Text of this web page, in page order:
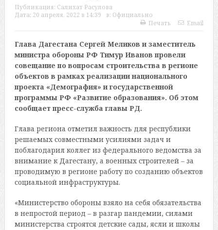
Публикация: Салихат Расулова
Дата: 20 апреля, 2022 в 14:39 в: Официально
Печать
Email
Глава Дагестана Сергей Меликов и заместитель
министра обороны РФ Тимур Иванов провели
совещание по вопросам строительства в регионе
объектов в рамках реализации национального
проекта «Демография» и государственной
программы РФ «Развитие образования». Об этом
сообщает пресс-служба главы РД.
Глава региона отметил важность для республики
решаемых совместными усилиями задач и
поблагодарил коллег из федерального ведомства за
внимание к Дагестану, а военных строителей – за
проводимую в регионе работу по созданию объектов
социальной инфраструктуры.
«Министерство обороны взяло на себя обязательства
в непростой период – в разгар пандемии, силами
министерства строятся детские сады, ясли и школы